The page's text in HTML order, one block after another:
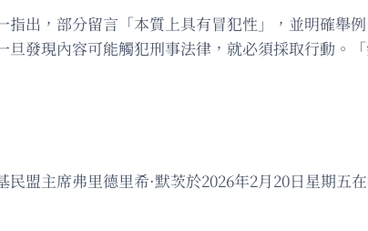
指出，部分留言「本質上具有冒犯性」，並明確舉
旦發現內容可能觸犯刑事法律，就必須採取行動。
民盟主席弗里德里希·默茨於2026年2月20日星期五